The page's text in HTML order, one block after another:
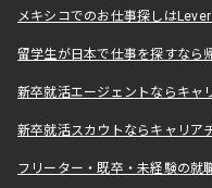
メキシコでのお仕事探しは
留学生が日本で仕事を探すなら
新卒就活エージェントならキャ
新卒就活スカウトならキャリア
フリーター・既卒・未経験の就